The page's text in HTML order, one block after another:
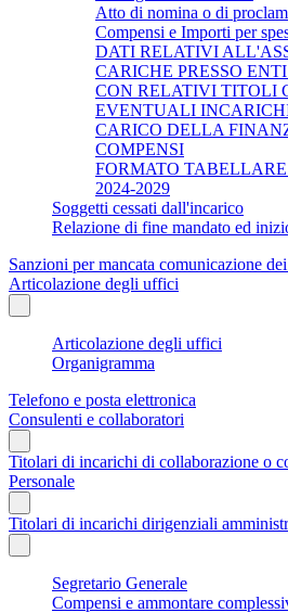
Atto di nomina o di
Compensi e Importi per
DATI RELATIVI
CARICHE PRESSO
CON RELATIVI TITOLI
EVENTUALI
CARICO DELLA
COMPENSI
FORMATO
2024-2029
Soggetti cessati dall'incarico
Relazione di fine mandato ed
Sanzioni per mancata comunicazione
Articolazione degli uffici
Articolazione degli uffici
Organigramma
Telefono e posta elettronica
Consulenti e collaboratori
Titolari di incarichi di collaborazione o
Personale
Titolari di incarichi dirigenziali
Segretario Generale
Compensi e ammontare